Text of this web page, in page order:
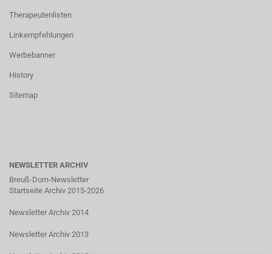
Therapeutenlisten
Linkempfehlungen
Werbebanner
History
Sitemap
NEWSLETTER ARCHIV
Breuß-Dorn-Newsletter
Startseite Archiv 2015-2026
Newsletter Archiv 2014
Newsletter Archiv 2013